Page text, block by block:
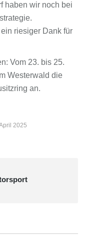
haben wir noch bei
riesiger Dank für
Vom 23. bis 25.
Westerwald die
an.
2025